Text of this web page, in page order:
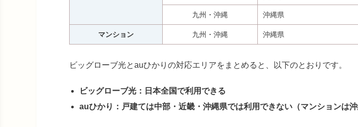
九州・沖縄 沖縄県
マンション 九州・沖縄 沖縄県
ビッグローブ光とauひかりの対応エリアをまとめると、以下のとおりです。
ビッグローブ光：日本全国で利用できる
auひかり：戸建ては中部・近畿・沖縄県では利用できない（マンションは沖